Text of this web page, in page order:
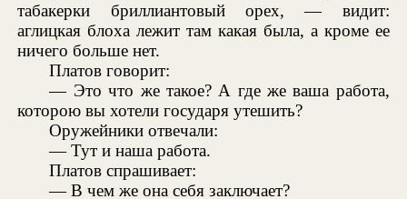
табакерки бриллиантовый орех, — видит:
аглицкая блоха лежит там какая была, а кроме ее
ничего больше нет.
Платов говорит:
— Это что же такое? А где же ваша работа,
которою вы хотели государя утешить?
Оружейники отвечали:
— Тут и наша работа.
Платов спрашивает:
— В чем же она себя заключает?